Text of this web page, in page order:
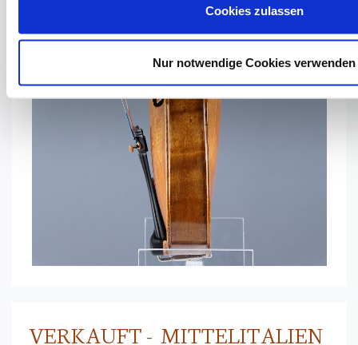
Cookies zulassen
Nur notwendige Cookies verwenden
VERKAUFT - MITTELITALIEN